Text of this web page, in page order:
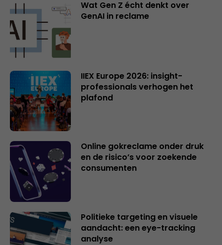
Wat Gen Z écht denkt over
GenAI in reclame
IIEX Europe 2026: insight-
professionals verhogen het
plafond
Online gokreclame onder druk
en de risico’s voor zoekende
consumenten
Politieke targeting en visuele
aandacht: een eye-tracking
analyse